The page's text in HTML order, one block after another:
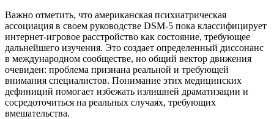
Важно отметить, что американская психиатрическая
ассоциация в своем руководстве DSM-5 пока классифицирует
интернет-игровое расстройство как состояние, требующее
дальнейшего изучения. Это создает определенный диссонанс
в международном сообществе, но общий вектор движения
очевиден: проблема признана реальной и требующей
внимания специалистов. Понимание этих медицинских
дефиниций помогает избежать излишней драматизации и
сосредоточиться на реальных случаях, требующих
вмешательства.